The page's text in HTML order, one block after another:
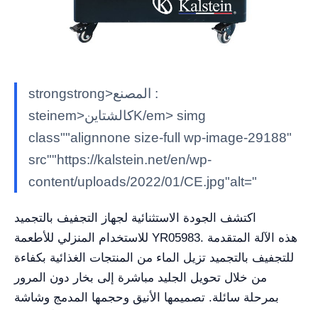
strongstrong>المصنع :
steinem>كالشتاينK/em> simg
class""alignnone size-full wp-image-29188"
src""https://kalstein.net/en/wp-
content/uploads/2022/01/CE.jpg"alt="
اكتشف الجودة الاستثنائية لجهاز التجفيف بالتجميد
للاستخدام المنزلي للأطعمة YR05983. هذه الآلة المتقدمة
للتجفيف بالتجميد تزيل الماء من المنتجات الغذائية بكفاءة
من خلال تحويل الجليد مباشرة إلى بخار دون المرور
بمرحلة سائلة. تصميمها الأنيق وحجمها المدمج وشاشة